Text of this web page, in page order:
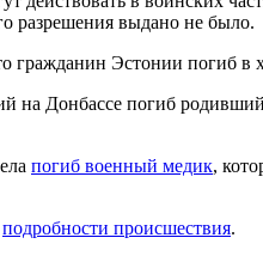
разрешения выдано не было.
гражданин Эстонии погиб в
на Донбассе погиб
погиб военный медик,
подробности происшествия.